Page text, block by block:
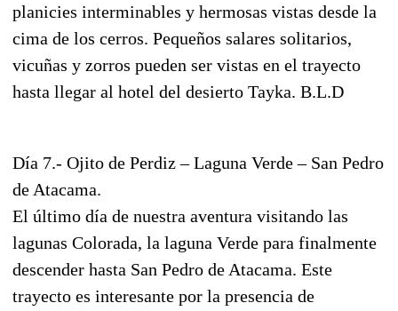
planicies interminables y hermosas vistas desde la
cima de los cerros. Pequeños salares solitarios,
vicuñas y zorros pueden ser vistas en el trayecto
hasta llegar al hotel del desierto Tayka. B.L.D
Día 7.- Ojito de Perdiz – Laguna Verde – San Pedro
de Atacama.
El último día de nuestra aventura visitando las
lagunas Colorada, la laguna Verde para finalmente
descender hasta San Pedro de Atacama. Este
trayecto es interesante por la presencia de